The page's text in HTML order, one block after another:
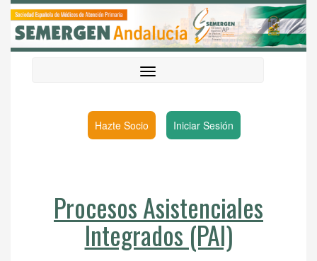
Hazte Socio Iniciar Sesión
Procesos Asistenciales
Integrados (PAI)